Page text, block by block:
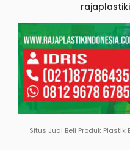
Situs Jual Beli Produk Plastik